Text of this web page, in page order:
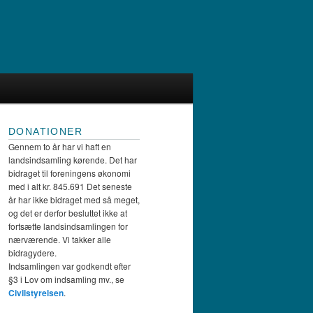
DONATIONER
Gennem to år har vi haft en
landsindsamling kørende. Det har
bidraget til foreningens økonomi
med i alt kr. 845.691 Det seneste
år har ikke bidraget med så meget,
og det er derfor besluttet ikke at
fortsætte landsindsamlingen for
nærværende. Vi takker alle
bidragydere.
Indsamlingen var godkendt efter
§3 i Lov om indsamling mv., se
Civilstyrelsen.